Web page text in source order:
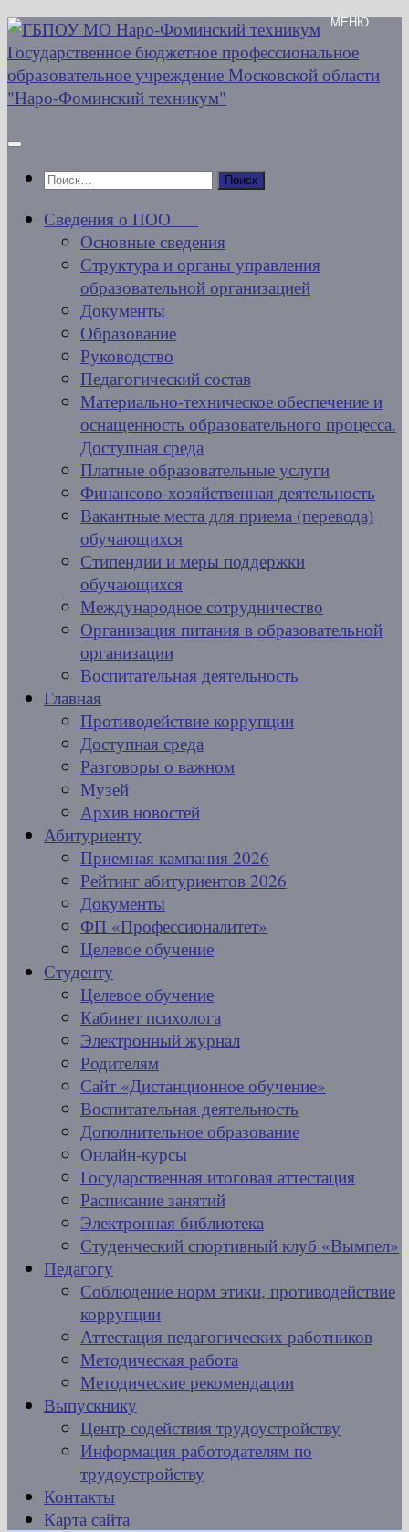
Перейти
к
содержимому
Найти:
Сведения о ПОО
Основные сведения
Структура и органы управления
образовательной организацией
Документы
Образование
Руководство
Педагогический состав
Материально-техническое обеспечение и
оснащенность образовательного процесса.
Доступная среда
Платные образовательные услуги
Финансово-хозяйственная деятельность
Вакантные места для приема (перевода)
обучающихся
Стипендии и меры поддержки
обучающихся
Международное сотрудничество
Организация питания в образовательной
организации
Воспитательная деятельность
Главная
Противодействие коррупции
Доступная среда
Разговоры о важном
Музей
Архив новостей
Абитуриенту
Приемная кампания 2026
Рейтинг абитуриентов 2026
Документы
ФП «Профессионалитет»
Целевое обучение
Студенту
Целевое обучение
Кабинет психолога
Электронный журнал
Родителям
Сайт «Дистанционное обучение»
Воспитательная деятельность
Дополнительное образование
Онлайн-курсы
Государственная итоговая аттестация
Расписание занятий
Электронная библиотека
Студенческий спортивный клуб «Вымпел»
Педагогу
Соблюдение норм этики, противодействие
коррупции
Аттестация педагогических работников
Методическая работа
Методические рекомендации
Выпускнику
Центр содействия трудоустройству
Информация работодателям по
трудоустройству
Контакты
Карта сайта